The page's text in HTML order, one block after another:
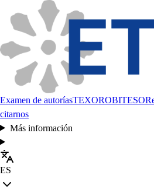
Examen de autoríasTEXOROBITESO
citarnos
Más información
ES